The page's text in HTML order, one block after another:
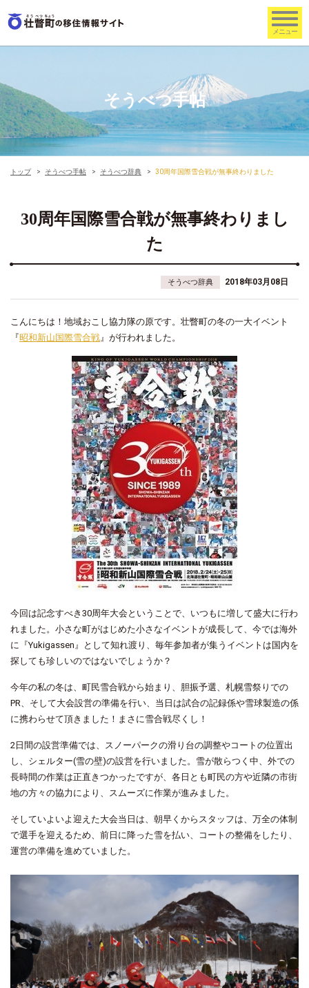
そうべつ手帖
トップ そうべつ手帖 そうべつ辞典 30周年国際雪合戦が無事終わりました
30周年国際雪合戦が無事終わりまし
た
そうべつ辞典 2018年03月08日
こんにちは！地域おこし協力隊の原です。壮瞥町の冬の一大イベント
『昭和新山国際雪合戦』が行われました。
今回は記念すべき30周年大会ということで、いつもに増して盛大に行わ
れました。小さな町がはじめた小さなイベントが成長して、今では海外
に『Yukigassen』として知れ渡り、毎年参加者が集うイベントは国内を
探しても珍しいのではないでしょうか？
今年の私の冬は、町民雪合戦から始まり、胆振予選、札幌雪祭りでの
PR、そして大会設営の準備を行い、当日は試合の記録係や雪球製造の係
に携わらせて頂きました！まさに雪合戦尽くし！
2日間の設営準備では、スノーパークの滑り台の調整やコートの位置出
し、シェルター(雪の壁)の設営を行いました。雪が散らつく中、外での
長時間の作業は正直きつかったですが、各日とも町民の方や近隣の市街
地の方々の協力により、スムーズに作業が進みました。
そしていよいよ迎えた大会当日は、朝早くからスタッフは、万全の体制
で選手を迎えるため、前日に降った雪を払い、コートの整備をしたり、
運営の準備を進めていました。